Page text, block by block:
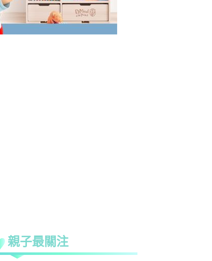
的暑假
｜女教師奪行政長官卓越教學獎 肯
急活動 大玩攤位遊戲+綜合表演
中心教路自製冷藏蔬菜做1步驟更
子經歷不一樣的暑假
親子最關注